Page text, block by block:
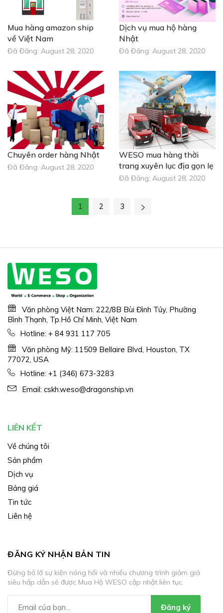
Mua hàng amazon ship
về Việt Nam
Đã Đăng: August 28, 2020
Dịch vụ mua hộ hàng
Nhật
Đã Đăng: August 28, 2020
Chuyên order hàng Nhật
Đã Đăng: August 28, 2020
WESO mua hàng thời
trang xuyên lục địa gọn lẹ
Đã Đăng: August 28, 2020
1 2 3
Văn phòng Việt Nam: 222/8B Bùi Đình Túy, Phường
Bình Thạnh, Tp.Hồ Chí Minh, Việt Nam
Hotline: + 84 931 117 705
Văn phòng Mỹ: 11509 Bellaire Blvd, Houston, TX
77072, USA
Hotline: +1 (346) 673-3283
Email: cskh.weso@dragonship.vn
LIÊN KẾT
Về chúng tôi
Sản phẩm
Dịch vụ
Bảng giá
Tin tức
Liên hệ
ĐĂNG KÝ NHẬN BẢN TIN
Đừng bỏ lỡ sự kiện nóng hổi và nhiều chương trình giảm giá
siêu hấp dẫn sẽ được Mua Hộ WESO cập nhật liên tục.
Đăng ký